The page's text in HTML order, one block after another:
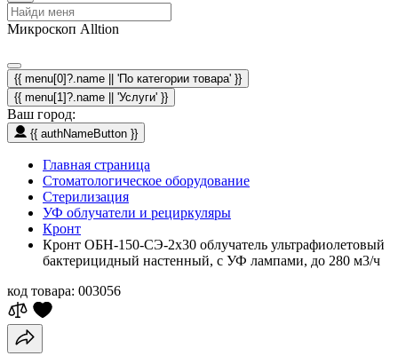
Микроскоп Alltion
{{ menu[0]?.name || 'По категории товара' }}
{{ menu[1]?.name || 'Услуги' }}
Ваш город:
{{ authNameButton }}
Главная страница
Стоматологическое оборудование
Стерилизация
УФ облучатели и рециркуляры
Кронт
Кронт ОБН-150-СЭ-2х30 облучатель ультрафиолетовый
бактерицидный настенный, с УФ лампами, до 280 м3/ч
код товара: 003056